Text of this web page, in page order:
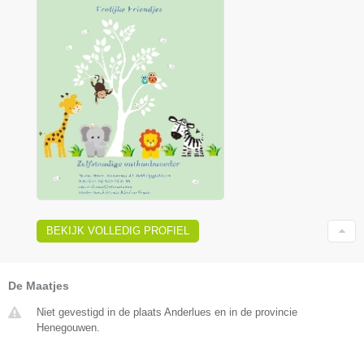
BEKIJK VOLLEDIG PROFIEL
De Maatjes
Niet gevestigd in de plaats Anderlues en in de provincie
Henegouwen.